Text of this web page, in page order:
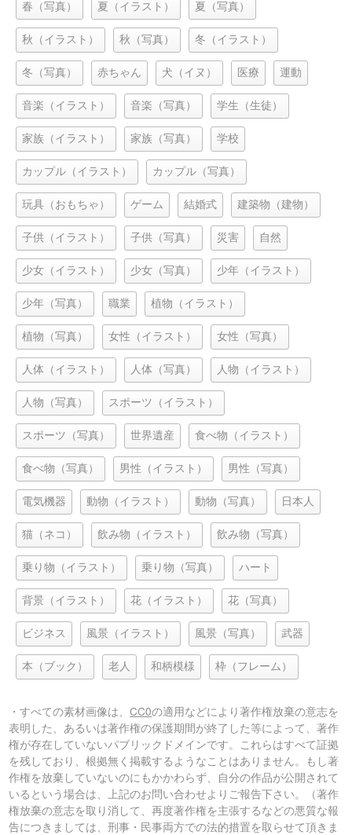
春（写真） 夏（イラスト） 夏（写真）
秋（イラスト） 秋（写真） 冬（イラスト）
冬（写真） 赤ちゃん 犬（イヌ） 医療 運動
音楽（イラスト） 音楽（写真） 学生（生徒）
家族（イラスト） 家族（写真） 学校
カップル（イラスト） カップル（写真）
玩具（おもちゃ） ゲーム 結婚式 建築物（建物）
子供（イラスト） 子供（写真） 災害 自然
少女（イラスト） 少女（写真） 少年（イラスト）
少年（写真） 職業 植物（イラスト）
植物（写真） 女性（イラスト） 女性（写真）
人体（イラスト） 人体（写真） 人物（イラスト）
人物（写真） スポーツ（イラスト）
スポーツ（写真） 世界遺産 食べ物（イラスト）
食べ物（写真） 男性（イラスト） 男性（写真）
電気機器 動物（イラスト） 動物（写真） 日本人
猫（ネコ） 飲み物（イラスト） 飲み物（写真）
乗り物（イラスト） 乗り物（写真） ハート
背景（イラスト） 花（イラスト） 花（写真）
ビジネス 風景（イラスト） 風景（写真） 武器
本（ブック） 老人 和柄模様 枠（フレーム）
・すべての素材画像は、CC0の適用などにより著作権放棄の意志を
表明した、あるいは著作権の保護期間が終了した等によって、著作
権が存在していないパブリックドメインです。これらはすべて証拠
を残しており、根拠無く掲載するようなことはありません。もし著
作権を放棄していないのにもかかわらず、自分の作品が公開されて
いるという場合は、上記のお問い合わせよりご報告下さい。（著作
権放棄の意志を取り消して、再度著作権を主張するなどの悪質な報
告につきましては、刑事・民事両方での法的措置を取らせて頂きま